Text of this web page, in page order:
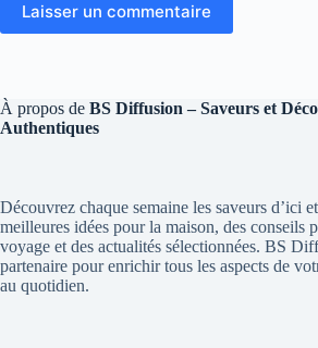
Laisser un commentaire
À propos de BS Diffusion – Saveurs et
Authentiques
Découvrez chaque semaine les saveurs d’ici
meilleures idées pour la maison, des conseils
voyage et des actualités sélectionnées. BS
partenaire pour enrichir tous les aspects de
au quotidien.